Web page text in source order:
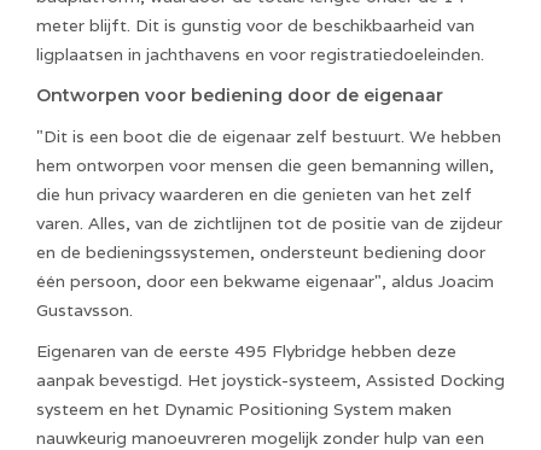
meter blijft. Dit is gunstig voor de beschikbaarheid van
ligplaatsen in jachthavens en voor registratiedoeleinden.
Ontworpen voor bediening door de eigenaar
"Dit is een boot die de eigenaar zelf bestuurt. We hebben
hem ontworpen voor mensen die geen bemanning willen,
die hun privacy waarderen en die genieten van het zelf
varen. Alles, van de zichtlijnen tot de positie van de zijdeur
en de bedieningssystemen, ondersteunt bediening door
één persoon, door een bekwame eigenaar", aldus Joacim
Gustavsson.
Eigenaren van de eerste 495 Flybridge hebben deze
aanpak bevestigd. Het joystick-systeem, Assisted Docking
systeem en het Dynamic Positioning System maken
nauwkeurig manoeuvreren mogelijk zonder hulp van een